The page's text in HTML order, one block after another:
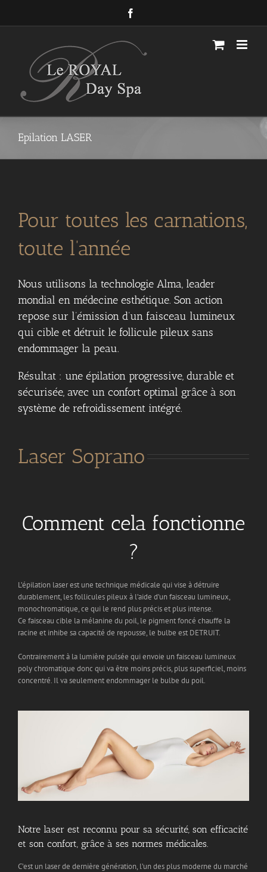
contenu
Epilation LASER
Pour toutes les carnations,
toute l’année
Nous utilisons la technologie Alma, leader
mondial en médecine esthétique. Son action
repose sur l’émission d’un faisceau lumineux
qui cible et détruit le follicule pileux sans
endommager la peau.
Résultat : une épilation progressive, durable et
sécurisée, avec un confort optimal grâce à son
système de refroidissement intégré.
Laser Soprano
Comment cela fonctionne
?
L’épilation laser est une technique médicale qui vise à détruire
durablement, les follicules pileux à l’aide d’un faisceau lumineux,
monochromatique, ce qui le rend plus précis et plus intense.
Ce faisceau cible la mélanine du poil, le pigment foncé chauffe la
racine et inhibe sa capacité de repousse, le bulbe est DETRUIT.
Contrairement à la lumière pulsée qui envoie un faisceau lumineux
poly chromatique donc qui va être moins précis, plus superficiel, moins
concentré. Il va seulement endommager le bulbe du poil.
Notre laser est reconnu pour sa sécurité, son efficacité
et son confort, grâce à ses normes médicales.
C’est un laser de dernière génération, l’un des plus moderne du marché